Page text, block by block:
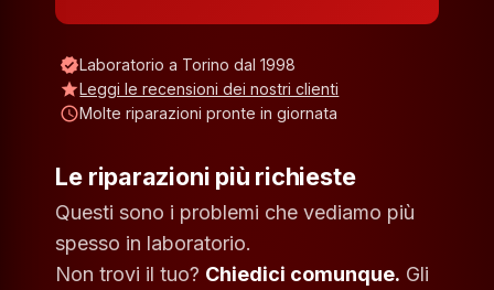
verifiedLaboratorio a Torino dal 1998
starLeggi le recensioni dei nostri clienti
scheduleMolte riparazioni pronte in giornata
Le riparazioni più richieste
Questi sono i problemi che vediamo più
spesso in laboratorio.
Non trovi il tuo? Chiedici comunque. Gli